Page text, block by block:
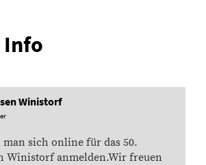
Winistorf
sich online für das 50.
Winistorf anmelden.Wir freuen